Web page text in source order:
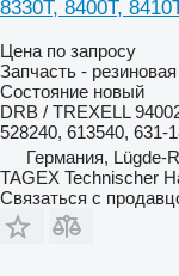
8330T, 8400T,
Цена по запросу
Запчасть -
Состояние новый
DRB / TREXELL
528240, 613540, 631-
Германия, Lügde-
TAGEX Technischer
Связаться с